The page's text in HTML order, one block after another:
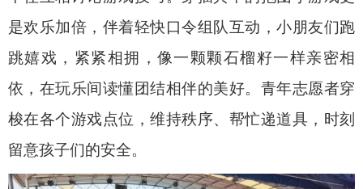
是欢乐加倍，伴着轻快口令组队互动，小朋友们跑
跳嬉戏，紧紧相拥，像一颗颗石榴籽一样亲密相
依，在玩乐间读懂团结相伴的美好。青年志愿者穿
梭在各个游戏点位，维持秩序、帮忙递道具，时刻
留意孩子们的安全。